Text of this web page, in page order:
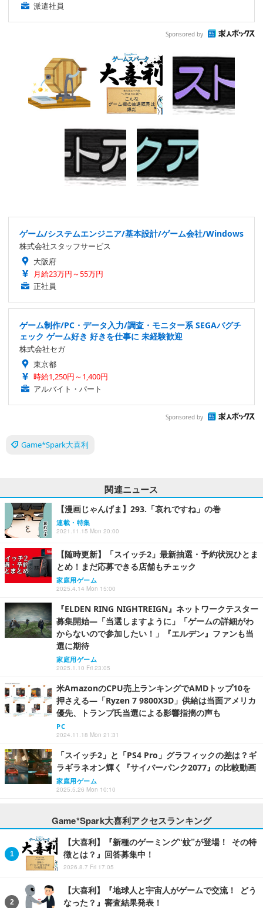
派遣社員
Sponsored by
ゲーム/システムエンジニア/基本設計/ゲーム会社/Windows
株式会社スタッフサービス
大阪府
月給23万円～55万円
正社員
ゲーム制作/PC・データ入力/調査・モニター系 SEGAバグチ
ェック ゲーム好き 好きを仕事に 未経験歓迎
株式会社セガ
東京都
時給1,250円～1,400円
アルバイト・パート
Sponsored by
Game*Spark大喜利
関連ニュース
【漫画じゃんげま】293.「哀れですね」の巻
連載・特集
2021.11.15 Mon 20:00
【随時更新】「スイッチ2」最新抽選・予約状況ひとま
とめ！まだ応募できる店舗もチェック
家庭用ゲーム
2025.4.14 Mon 15:00
『ELDEN RING NIGHTREIGN』ネットワークテスター
募集開始―「当選しますように」「ゲームの詳細がわ
からないので参加したい！」『エルデン』ファンも当
選に期待
家庭用ゲーム
2025.1.10 Fri 23:05
米AmazonのCPU売上ランキングでAMDトップ10を
押さえる―「Ryzen 7 9800X3D」供給は当面アメリカ
優先、トランプ氏当選による影響指摘の声も
PC
2024.11.18 Mon 21:31
「スイッチ2」と「PS4 Pro」グラフィックの差は？ギ
ラギラネオン輝く『サイバーパンク2077』の比較動画
家庭用ゲーム
2025.5.26 Mon 10:10
Game*Spark大喜利アクセスランキング
【大喜利】『新種のゲーミング“蚊”が登場！ その特
徴とは？』回答募集中！
2026.8.7 Fri 17:05
【大喜利】『地球人と宇宙人がゲームで交流！ どう
なった？』審査結果発表！